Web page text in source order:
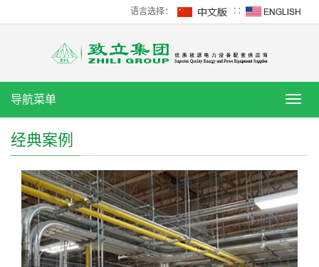
语言选择： ∷
导
导航菜单
经典案例